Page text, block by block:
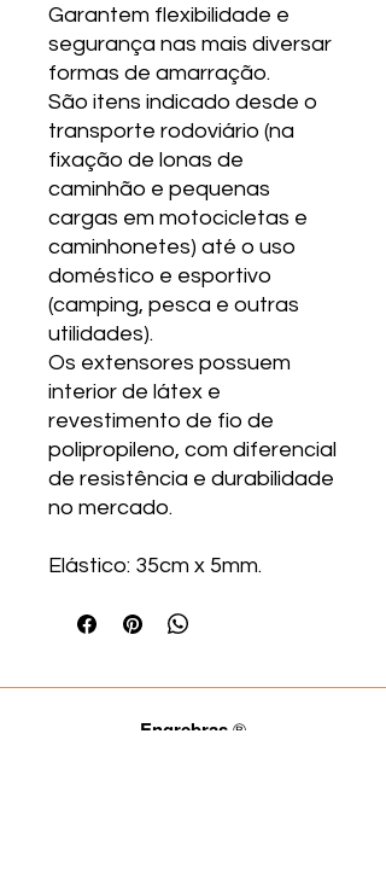
Garantem flexibilidade e
segurança nas mais diversar
formas de amarração.
São itens indicado desde o
transporte rodoviário (na
fixação de lonas de
caminhão e pequenas
cargas em motocicletas e
caminhonetes) até o uso
doméstico e esportivo
(camping, pesca e outras
utilidades).
Os extensores possuem
interior de látex e
revestimento de fio de
polipropileno, com diferencial
de resistência e durabilidade
no mercado.
Elástico: 35cm x 5mm.
Engrebras®